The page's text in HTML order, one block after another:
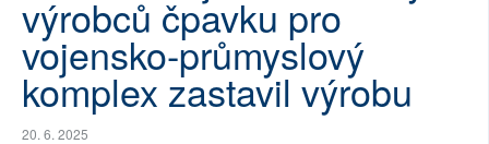
ROZHOVORY
TÉMATA
NEJČTENĚJŠÍ ZA 7 DNÍ
výrobců čpavku pro
vojensko-průmyslový
komplex zastavil výrobu
20. 6. 2025